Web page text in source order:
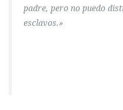
padre, pero no puedo
esclavos.»